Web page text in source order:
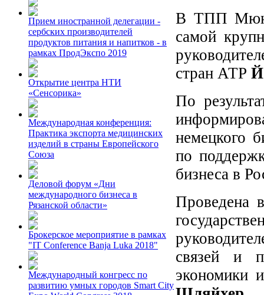
Прием иностранной делегации -
сербских производителей
продуктов питания и напитков - в
рамках ПродЭкспо 2019
Открытие центра НТИ
«Сенсорика»
Международная конференция:
Практика экспорта медицинских
изделий в страны Европейского
Союза
Деловой форум «Дни
международного бизнеса в
Рязанской области»
Брокерское мероприятие в рамках
"IT Conference Banja Luka 2018"
Международный конгресс по
развитию умных городов Smart City
В ТПП
самой
стран АТР
По
немецкого
по
бизнеса в
Проведена
связей и
экономики